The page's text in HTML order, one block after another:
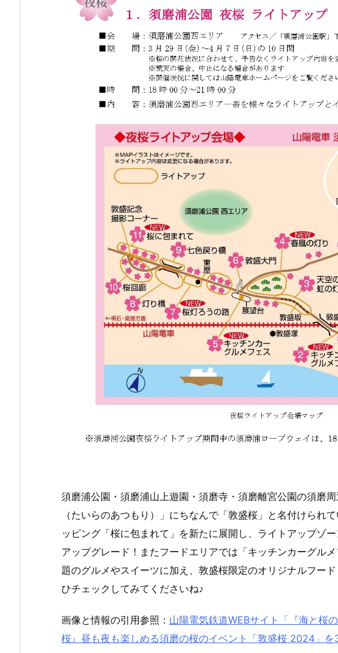
須磨浦公園・須磨浦山上遊園・須磨寺・須磨離宮公園の須磨
（たいらのあつもり）」にちなんで「敦盛桜」と名付けられ
ッピング「桜に包まれて」を新たに展開し、ライトアップゾ
アップグレード！またフードエリアでは「キッチンカーグル
題のグルメやスイーツに加え、敦盛桜限定のオリジナルフー
ひチェックしてみてくださいね♪
画像と情報の引用参照： 山陽電気鉄道WEBサイト「『海と桜
桜』昼も夜も楽しめる須磨の桜のイベント「敦盛桜 2024」